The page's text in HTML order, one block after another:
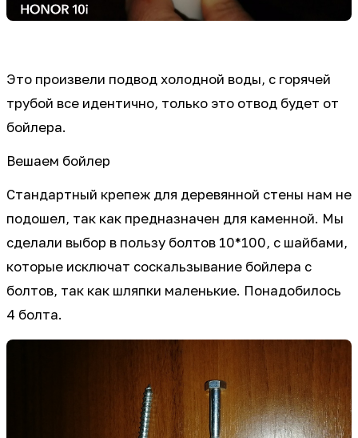
Это произвели подвод холодной воды, с горячей
трубой все идентично, только это отвод будет от
бойлера.
Вешаем бойлер
Стандартный крепеж для деревянной стены нам не
подошел, так как предназначен для каменной. Мы
сделали выбор в пользу болтов 10*100, с шайбами,
которые исключат соскальзывание бойлера с
болтов, так как шляпки маленькие. Понадобилось
4 болта.